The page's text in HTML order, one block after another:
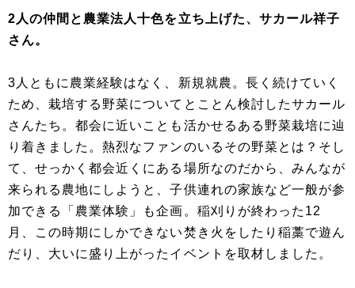
2人の仲間と農業法人十色を立ち上げた、サカール祥子
さん。
3人ともに農業経験はなく、新規就農。長く続けていく
ため、栽培する野菜についてとことん検討したサカール
さんたち。都会に近いことも活かせるある野菜栽培に辿
り着きました。熱烈なファンのいるその野菜とは？そし
て、せっかく都会近くにある場所なのだから、みんなが
来られる農地にしようと、子供連れの家族など一般が参
加できる「農業体験」も企画。稲刈りが終わった12
月、この時期にしかできない焚き火をしたり稲藁で遊ん
だり、大いに盛り上がったイベントを取材しました。